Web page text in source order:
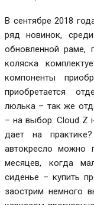
В сентябре 2018
ряд новинок,
обновленной раме,
коляска
компоненты
приобретается
люлька – так же
– на выбор: Cloud Z
дает на
автокресло можно
месяцев, когда
сиденье – купить
заострим немного